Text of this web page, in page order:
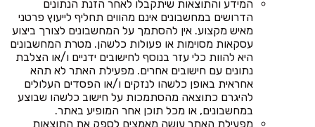
המידע והתוצאות שיתקבלו לאחר הזנת הנתונים
הדרושים במחשבונים אינם מהווים תחליף לייעוץ פרטני
מאיש מקצוע. אין להסתמך על המחשבונים לצורך ביצוע
עסקאות מסוימות או פעולות כלשהן. מטרת המחשבונים
היא להוות כלי עזר בנוסף לחישובים ידניים ו/או הצלבת
נתונים עם חישובים אחרים. מפעילת האתר לא תהא
אחראית באופן כלשהו לנזקים ו/או הפסדים העלולים
להיגרם כתוצאה מהסתמכות על חישוב כלשהו שבוצע
במחשבונים, או מכל תוכן אחר המופיע באתר.
מפעילת האתר עושה מאמצים לספק את התוצאות